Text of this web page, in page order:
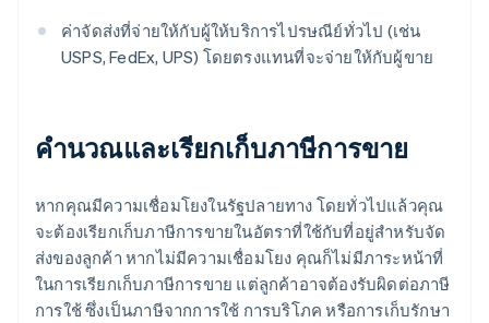
ค่าจัดส่งที่จ่ายให้กับผู้ให้บริการไปรษณีย์ทั่วไป (เช่น
USPS, FedEx, UPS) โดยตรงแทนที่จะจ่ายให้กับผู้ขาย
คํานวณและเรียกเก็บภาษีการขาย
หากคุณมีความเชื่อมโยงในรัฐปลายทาง โดยทั่วไปแล้วคุณ
จะต้องเรียกเก็บภาษีการขายในอัตราที่ใช้กับที่อยู่สําหรับจัด
ส่งของลูกค้า หากไม่มีความเชื่อมโยง คุณก็ไม่มีภาระหน้าที่
ในการเรียกเก็บภาษีการขาย แต่ลูกค้าอาจต้องรับผิดต่อภาษี
การใช้ ซึ่งเป็นภาษีจากการใช้ การบริโภค หรือการเก็บรักษา